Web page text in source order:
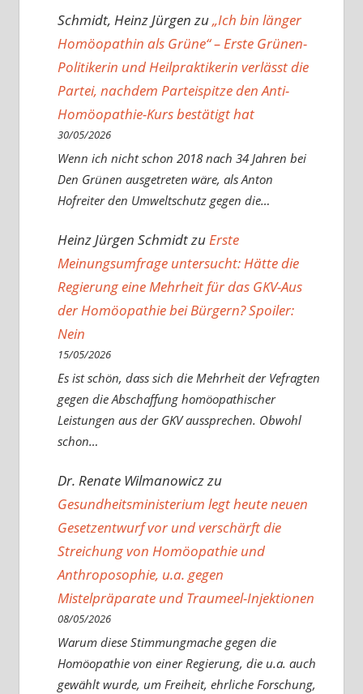
Schmidt, Heinz Jürgenzu„Ich bin länger
Homöopathin als Grüne“ – Erste Grünen-
Politikerin und Heilpraktikerin verlässt die
Partei, nachdem Parteispitze den Anti-
Homöopathie-Kurs bestätigt hat
30/05/2026
Wenn ich nicht schon 2018 nach 34 Jahren bei
Den Grünen ausgetreten wäre, als Anton
Hofreiter den Umweltschutz gegen die…
Heinz Jürgen SchmidtzuErste
Meinungsumfrage untersucht: Hätte die
Regierung eine Mehrheit für das GKV-Aus
der Homöopathie bei Bürgern? Spoiler:
Nein
15/05/2026
Es ist schön, dass sich die Mehrheit der Vefragten
gegen die Abschaffung homöopathischer
Leistungen aus der GKV aussprechen. Obwohl
schon…
Dr. Renate Wilmanowiczzu
Gesundheitsministerium legt heute neuen
Gesetzentwurf vor und verschärft die
Streichung von Homöopathie und
Anthroposophie, u.a. gegen
Mistelpräparate und Traumeel-Injektionen
08/05/2026
Warum diese Stimmungmache gegen die
Homöopathie von einer Regierung, die u.a. auch
gewählt wurde, um Freiheit, ehrliche Forschung,